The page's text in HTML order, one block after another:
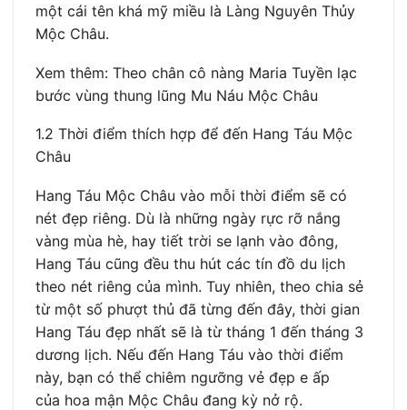
một cái tên khá mỹ miều là Làng Nguyên Thủy
Mộc Châu.
Xem thêm: Theo chân cô nàng Maria Tuyền lạc
bước vùng thung lũng Mu Náu Mộc Châu
1.2 Thời điểm thích hợp để đến Hang Táu Mộc
Châu
Hang Táu Mộc Châu vào mỗi thời điểm sẽ có
nét đẹp riêng. Dù là những ngày rực rỡ nắng
vàng mùa hè, hay tiết trời se lạnh vào đông,
Hang Táu cũng đều thu hút các tín đồ du lịch
theo nét riêng của mình. Tuy nhiên, theo chia sẻ
từ một số phượt thủ đã từng đến đây, thời gian
Hang Táu đẹp nhất sẽ là từ tháng 1 đến tháng 3
dương lịch. Nếu đến Hang Táu vào thời điểm
này, bạn có thể chiêm ngưỡng vẻ đẹp e ấp
của hoa mận Mộc Châu đang kỳ nở rộ.